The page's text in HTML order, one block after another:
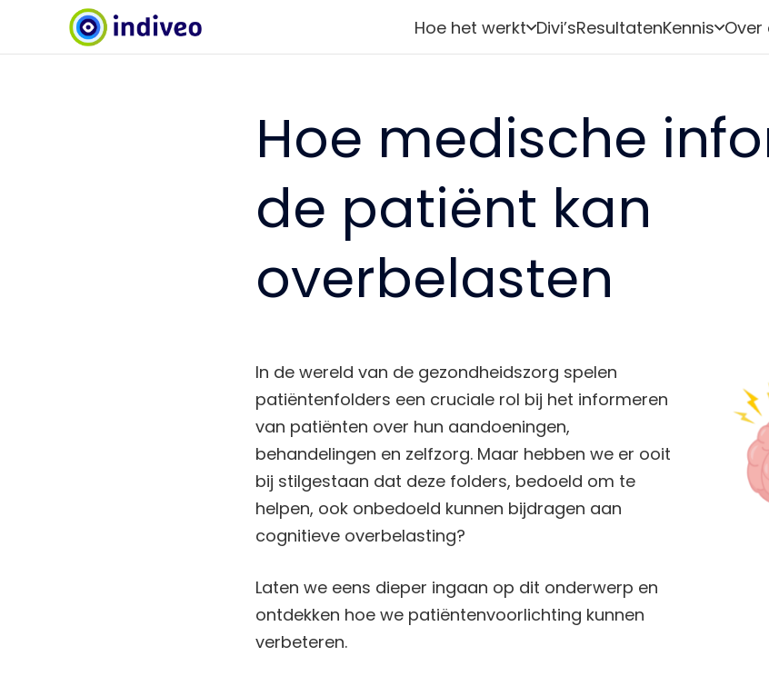
Hoe het werkt Divi’sResultatenKennis Over
Hoe medische
de patiënt kan
overbelasten
In de wereld van de gezondheidszorg spelen
patiëntenfolders een cruciale rol bij het informeren
van patiënten over hun aandoeningen,
behandelingen en zelfzorg. Maar hebben we er ooit
bij stilgestaan dat deze folders, bedoeld om te
helpen, ook onbedoeld kunnen bijdragen aan
cognitieve overbelasting?
Laten we eens dieper ingaan op dit onderwerp en
ontdekken hoe we patiëntenvoorlichting kunnen
verbeteren.